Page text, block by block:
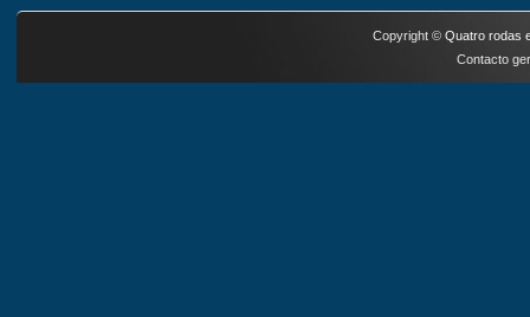
Copyright © Quatro rodas
Contacto